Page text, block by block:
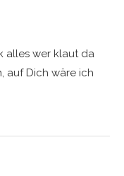
alles wer klaut da
auf Dich wäre ich